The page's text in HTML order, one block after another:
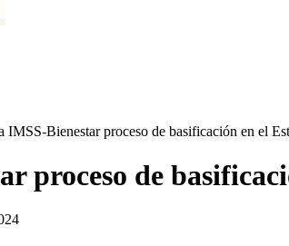
IMSS-Bienestar proceso de basificación en el
proceso de